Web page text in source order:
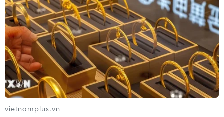
vietnamplus.vn